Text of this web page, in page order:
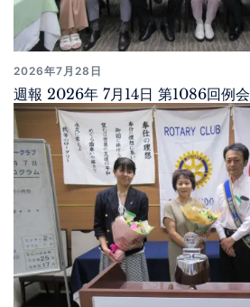
2026年7月28日
週報 2026年 7月14日 第1086回例会